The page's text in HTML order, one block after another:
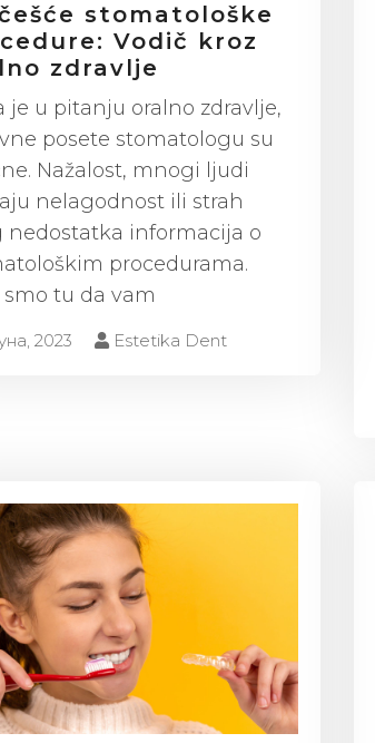
stomatološke
Vodič kroz
zdravlje
je u pitanju oralno zdravlje,
posete stomatologu su
Nažalost, mnogi ljudi
nelagodnost ili strah
nedostatka informacija o
procedurama.
smo tu da vam
2023 Estetika Dent